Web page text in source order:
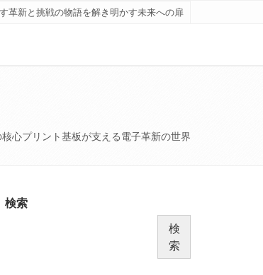
革新と挑戦の物語を解き明かす未来への扉
心プリント基板が支える電子革新の世界
検索
検
索